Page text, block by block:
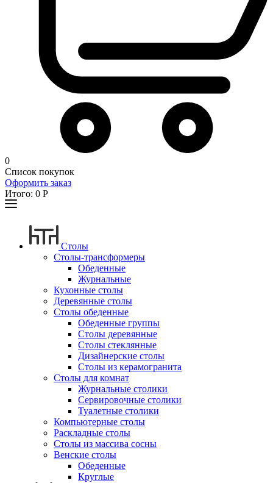
0
Список покупок
Оформить заказ
Итого: 0 Р
Столы
Столы-трансформеры
Обеденные
Журнальные
Кухонные столы
Деревянные столы
Столы обеденные
Обеденные группы
Столы деревянные
Столы стеклянные
Дизайнерские столы
Столы из керамогранита
Столы для комнат
Журнальные столики
Сервировочные столики
Туалетные столики
Компьютерные столы
Раскладные столы
Столы из массива сосны
Венские столы
Обеденные
Круглые